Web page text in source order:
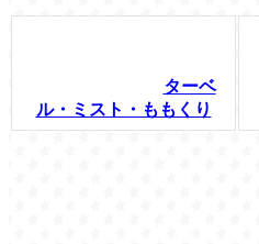
ターベ
ル・ミスト・ももくり